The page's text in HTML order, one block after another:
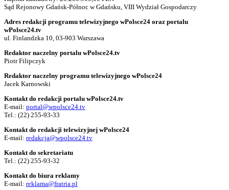
Sąd Rejonowy Gdańsk-Północ w Gdańsku, VIII Wydział Gospodarczy
Adres redakcji programu telewizyjnego wPolsce24 oraz portalu
wPolsce24.tv
ul. Finlandzka 10, 03-903 Warszawa
Redaktor naczelny portalu wPolsce24.tv
Piotr Filipczyk
Redaktor naczelny programu telewizyjnego wPolsce24
Jacek Karnowski
Kontakt do redakcji portalu wPolsce24.tv
E-mail: portal@wpolsce24.tv
Tel.: (22) 255-93-33
Kontakt do redakcji telewizyjnej wPolsce24
E-mail: redakcja@wpolsce24.tv
Kontakt do sekretariatu
Tel.: (22) 255-93-32
Kontakt do biura reklamy
E-mail: reklama@fratria.pl